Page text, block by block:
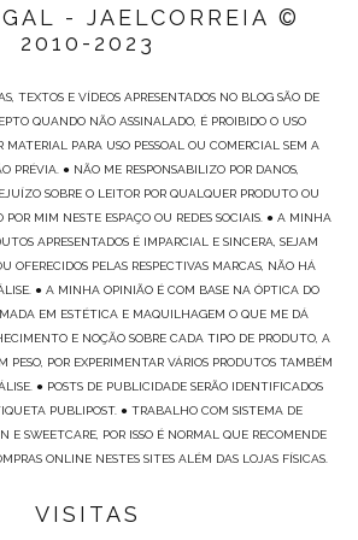
- JAELCORREIA ©
2010-2023
TEXTOS E VÍDEOS APRESENTADOS NO BLOG SÃO DE
QUANDO NÃO ASSINALADO, É PROIBIDO O USO
MATERIAL PARA USO PESSOAL OU COMERCIAL SEM A
PRÉVIA. ● NÃO ME RESPONSABILIZO POR DANOS,
SOBRE O LEITOR POR QUALQUER PRODUTO OU
POR MIM NESTE ESPAÇO OU REDES SOCIAIS. ● A MINHA
APRESENTADOS É IMPARCIAL E SINCERA, SEJAM
OFERECIDOS PELAS RESPECTIVAS MARCAS, NÃO HÁ
● A MINHA OPINIÃO É COM BASE NA ÓPTICA DO
EM ESTÉTICA E MAQUILHAGEM O QUE ME DÁ
E NOÇÃO SOBRE CADA TIPO DE PRODUTO, A
PESO, POR EXPERIMENTAR VÁRIOS PRODUTOS TAMBÉM
● POSTS DE PUBLICIDADE SERÃO IDENTIFICADOS
PUBLIPOST. ● TRABALHO COM SISTEMA DE
E SWEETCARE, POR ISSO É NORMAL QUE RECOMENDE
ONLINE NESTES SITES ALÉM DAS LOJAS FÍSICAS.
VISITAS